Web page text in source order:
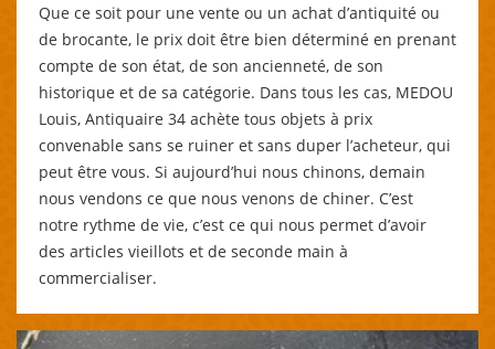
Que ce soit pour une vente ou un achat d’antiquité ou
de brocante, le prix doit être bien déterminé en prenant
compte de son état, de son ancienneté, de son
historique et de sa catégorie. Dans tous les cas, MEDOU
Louis, Antiquaire 34 achète tous objets à prix
convenable sans se ruiner et sans duper l’acheteur, qui
peut être vous. Si aujourd’hui nous chinons, demain
nous vendons ce que nous venons de chiner. C’est
notre rythme de vie, c’est ce qui nous permet d’avoir
des articles vieillots et de seconde main à
commercialiser.